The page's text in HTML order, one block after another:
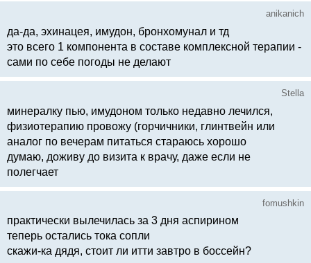
anikanich
да-да, эхинацея, имудон, бронхомунал и тд
это всего 1 компонента в составе комплексной терапии -
сами по себе погоды не делают
Stella
минералку пью, имудоном только недавно лечился,
физиотерапию провожу (горчичники, глинтвейн или
аналог по вечерам питаться стараюсь хорошо
думаю, доживу до визита к врачу, даже если не
полегчает
fomushkin
практически вылечилась за 3 дня аспирином
теперь остались тока сопли
скажи-ка дядя, стоит ли итти завтро в боссейн?